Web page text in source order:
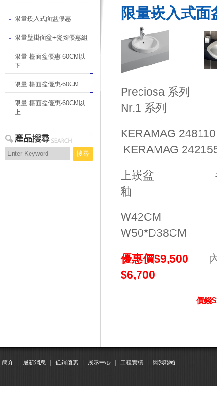
限量崁入式面盆優惠
限量壁掛面盆+瓷腳優惠組
限量 檯面盆優惠-60CM以
下
限量 檯面盆優惠-60CM
限量 檯面盆優惠-60CM以
上
搜尋
限量崁入式面
Preciosa 系列
Nr.1 系列
KERAMAG
KERAMAG
上崁盆
釉
W42CM
W50*D38CM
優惠價$9,500
$6,700
價錢
簡介 最新消息 促銷優惠 展示中心 工程實績 與我聯絡